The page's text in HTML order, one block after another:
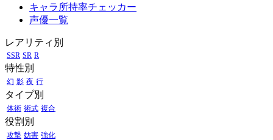
キャラ所持率チェッカー
声優一覧
レアリティ別
SSR SR R
特性別
幻 影 夜 行
タイプ別
体術 術式 複合
役割別
攻撃 妨害 強化